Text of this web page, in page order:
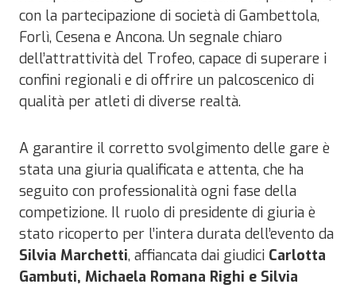
con la partecipazione di società di Gambettola,
Forlì, Cesena e Ancona. Un segnale chiaro
dell’attrattività del Trofeo, capace di superare i
confini regionali e di offrire un palcoscenico di
qualità per atleti di diverse realtà.
A garantire il corretto svolgimento delle gare è
stata una giuria qualificata e attenta, che ha
seguito con professionalità ogni fase della
competizione. Il ruolo di presidente di giuria è
stato ricoperto per l’intera durata dell’evento da
Silvia Marchetti, affiancata dai giudici Carlotta
Gambuti, Michaela Romana Righi e Silvia